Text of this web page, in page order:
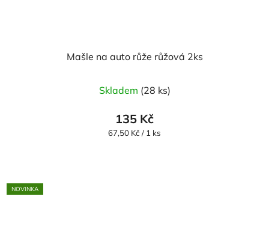
Mašle na auto růže růžová 2ks
hodnocení
produktu
je
Skladem (28 ks)
135 Kč
Měrná
67,50 Kč / 1 ks
NOVINKA